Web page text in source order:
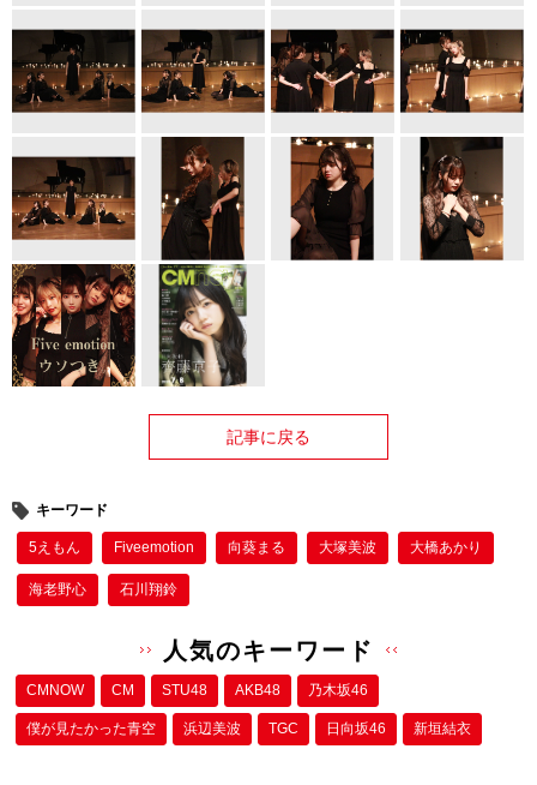
記事に戻る
キーワード
5えもん Fiveemotion 向葵まる 大塚美波 大橋あかり
海老野心 石川翔鈴
人気のキーワード
CMNOW CM STU48 AKB48 乃木坂46
僕が⾒たかった⻘空 浜辺美波 TGC 日向坂46 新垣結衣